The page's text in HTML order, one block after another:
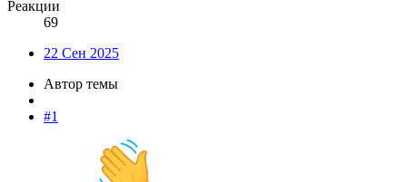
Реакции
69
22 Сен 2025
Автор темы
#1